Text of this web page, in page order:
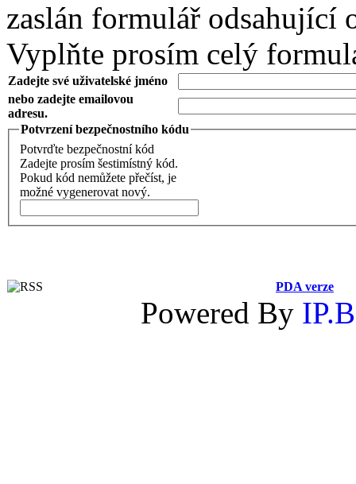
zaslán formulář odsahující
Vyplňte prosím celý
Zadejte své uživatelské jméno
nebo zadejte emailovou
adresu.
Potvrzení bezpečnostního kódu
Potvrďte bezpečnostní kód
Zadejte prosím šestimístný kód.
Pokud kód nemůžete přečíst, je
možné vygenerovat nový.
PDA verze
Powered By